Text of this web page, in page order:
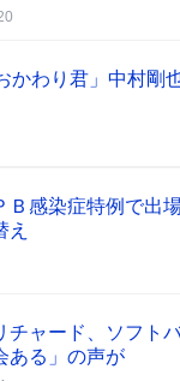
かわり君」中村
Ｂ感染症特例で
え
チャード、ソフト
ある」の声が